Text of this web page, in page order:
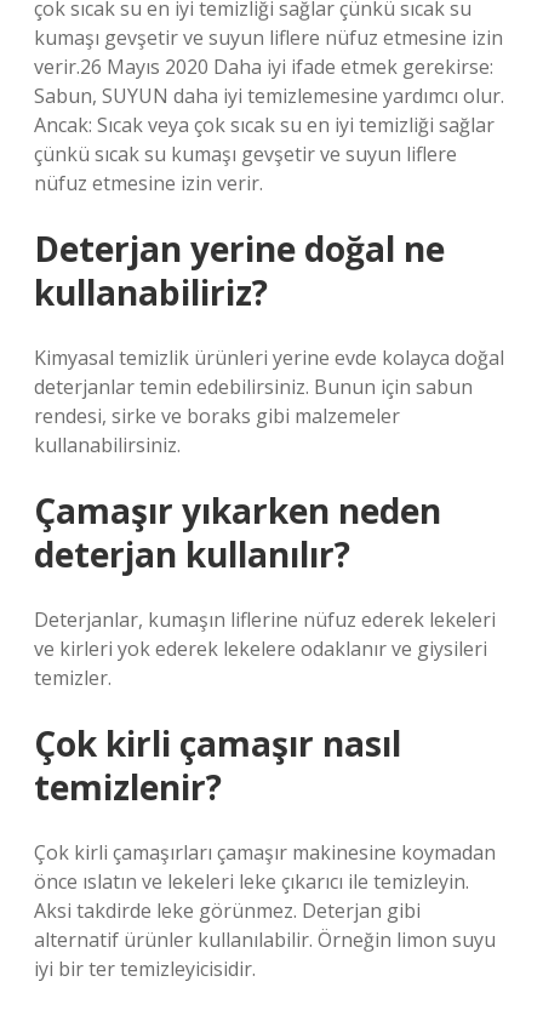
çok sıcak su en iyi temizliği sağlar çünkü sıcak su
kumaşı gevşetir ve suyun liflere nüfuz etmesine izin
verir.26 Mayıs 2020 Daha iyi ifade etmek gerekirse:
Sabun, SUYUN daha iyi temizlemesine yardımcı olur.
Ancak: Sıcak veya çok sıcak su en iyi temizliği sağlar
çünkü sıcak su kumaşı gevşetir ve suyun liflere
nüfuz etmesine izin verir.
Deterjan yerine doğal ne
kullanabiliriz?
Kimyasal temizlik ürünleri yerine evde kolayca doğal
deterjanlar temin edebilirsiniz. Bunun için sabun
rendesi, sirke ve boraks gibi malzemeler
kullanabilirsiniz.
Çamaşır yıkarken neden
deterjan kullanılır?
Deterjanlar, kumaşın liflerine nüfuz ederek lekeleri
ve kirleri yok ederek lekelere odaklanır ve giysileri
temizler.
Çok kirli çamaşır nasıl
temizlenir?
Çok kirli çamaşırları çamaşır makinesine koymadan
önce ıslatın ve lekeleri leke çıkarıcı ile temizleyin.
Aksi takdirde leke görünmez. Deterjan gibi
alternatif ürünler kullanılabilir. Örneğin limon suyu
iyi bir ter temizleyicisidir.